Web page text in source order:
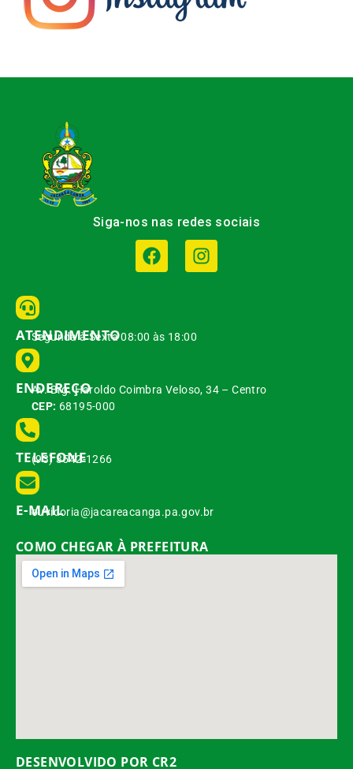
Siga-nos nas redes sociais
ATENDIMENTO
Segunda à Sexta 08:00 às 18:00
ENDEREÇO
Av. Brg. Haroldo Coimbra Veloso, 34 – Centro
CEP: 68195-000
TELEFONE
(93) 3542-1266
E-MAIL
ouvidoria@jacareacanga.pa.gov.br
COMO CHEGAR À PREFEITURA
DESENVOLVIDO POR CR2